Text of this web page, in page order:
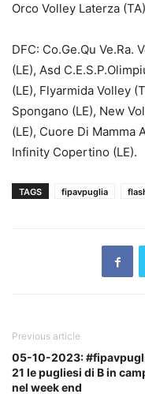
Orco Volley Laterza
DFC: Co.Ge.Qu Ve.Ra.
(LE), Asd
(LE), Flyarmida Volley
Spongano (LE), New
(LE), Cuore Di Mamma
Infinity Copertino (LE).
TAGS fipavpuglia
Previous article
05-10-2023:
21 le pugliesi di B in
nel week end